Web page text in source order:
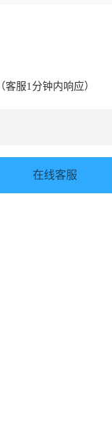
（客服1分钟内响应）
在线客服